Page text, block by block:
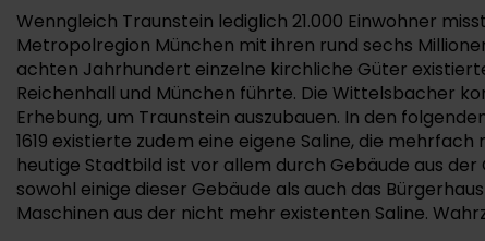
Wenngleich Traunstein lediglich 21.000 Einwohner
Metropolregion München mit ihren rund sechs
achten Jahrhundert einzelne kirchliche Güter
Reichenhall und München führte. Die Wittelsbacher
Erhebung, um Traunstein auszubauen. In den
1619 existierte zudem eine eigene Saline, die
heutige Stadtbild ist vor allem durch Gebäude aus
sowohl einige dieser Gebäude als auch das
Maschinen aus der nicht mehr existenten Saline.